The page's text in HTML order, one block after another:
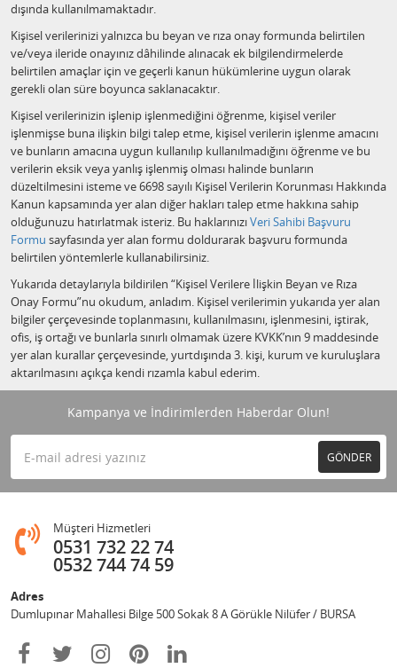
dışında kullanılmamaktadır.
Kişisel verilerinizi yalnızca bu beyan ve rıza onay formunda belirtilen
ve/veya ileride onayınız dâhilinde alınacak ek bilgilendirmelerde
belirtilen amaçlar için ve geçerli kanun hükümlerine uygun olarak
gerekli olan süre boyunca saklanacaktır.
Kişisel verilerinizin işlenip işlenmediğini öğrenme, kişisel veriler
işlenmişse buna ilişkin bilgi talep etme, kişisel verilerin işlenme amacını
ve bunların amacına uygun kullanılıp kullanılmadığını öğrenme ve bu
verilerin eksik veya yanlış işlenmiş olması halinde bunların
düzeltilmesini isteme ve 6698 sayılı Kişisel Verilerin Korunması Hakkında
Kanun kapsamında yer alan diğer hakları talep etme hakkına sahip
olduğunuzu hatırlatmak isteriz. Bu haklarınızıVeri Sahibi Başvuru
Formu sayfasında yer alan formu doldurarak başvuru formunda
belirtilen yöntemlerle kullanabilirsiniz.
Yukarıda detaylarıyla bildirilen “Kişisel Verilere İlişkin Beyan ve Rıza
Onay Formu”nu okudum, anladım. Kişisel verilerimin yukarıda yer alan
bilgiler çerçevesinde toplanmasını, kullanılmasını, işlenmesini, iştirak,
ofis, iş ortağı ve bunlarla sınırlı olmamak üzere KVKK’nın 9 maddesinde
yer alan kurallar çerçevesinde, yurtdışında 3. kişi, kurum ve kuruluşlara
aktarılmasını açıkça kendi rızamla kabul ederim.
Kampanya ve İndirimlerden Haberdar Olun!
GÖNDER
Müşteri Hizmetleri
0531 732 22 74
0532 744 74 59
Adres
Dumlupınar Mahallesi Bilge 500 Sokak 8 A Görükle Nilüfer / BURSA